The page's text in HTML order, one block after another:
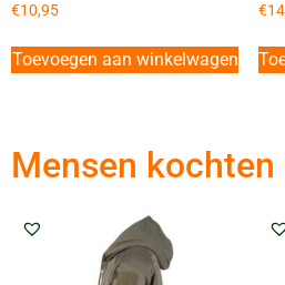
€10,95
Toevoegen aan winkelwagen
€
Mensen kochten